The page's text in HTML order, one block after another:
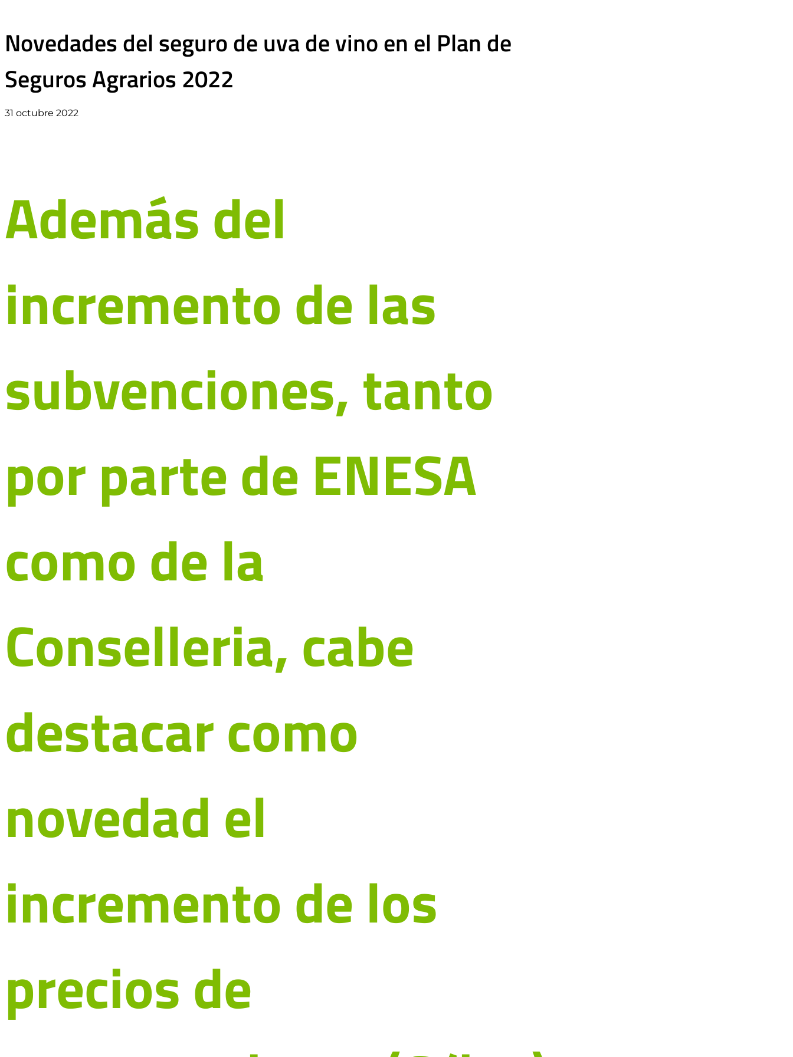
Novedades del seguro de uva de vino en el Plan de
Seguros Agrarios 2022
31 octubre 2022
Además del
incremento de las
subvenciones, tanto
por parte de ENESA
como de la
Conselleria, cabe
destacar como
novedad el
incremento de los
precios de